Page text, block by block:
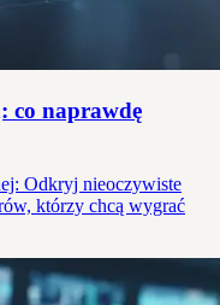
co naprawdę
Odkryj nieoczywiste
którzy chcą wygrać